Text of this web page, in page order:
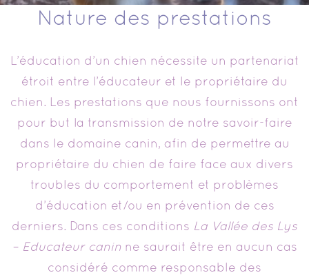
Nature des prestations
L’éducation d’un chien nécessite un partenariat
étroit entre l’éducateur et le propriétaire du
chien. Les prestations que nous fournissons ont
pour but la transmission de notre savoir-faire
dans le domaine canin, afin de permettre au
propriétaire du chien de faire face aux divers
troubles du comportement et problèmes
d’éducation et/ou en prévention de ces
derniers. Dans ces conditions La Vallée des Lys
– Educateur canin ne saurait être en aucun cas
considéré comme responsable des